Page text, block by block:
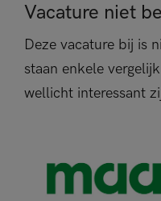
Vacature niet
Deze vacature bij is
staan enkele
wellicht interessant